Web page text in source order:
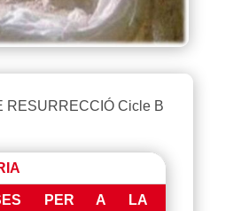
RESURRECCIÓ Cicle B
PER A LA